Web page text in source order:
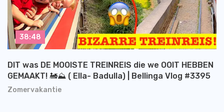
Zomervakantie
DIT was DE MOOISTE TREINREIS die we OOIT HEBBEN
GEMAAKT! 🚂⛰️ ( Ella- Badulla) | Bellinga Vlog #3395
38:48